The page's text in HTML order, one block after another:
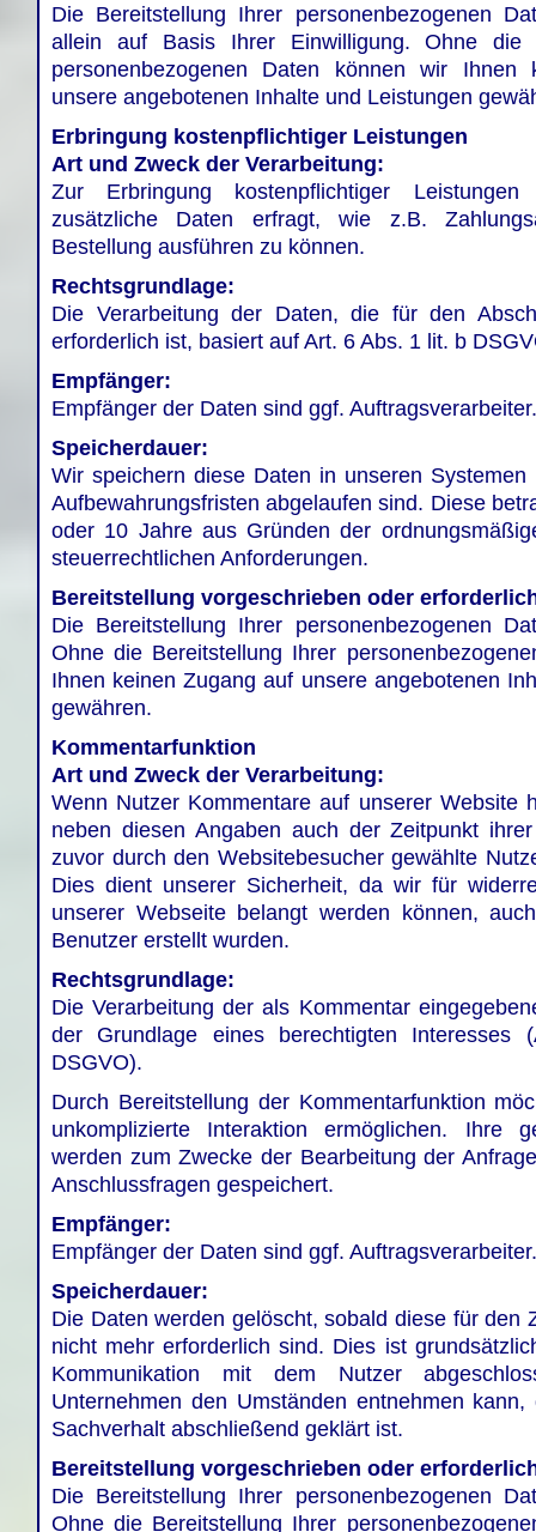
Die Bereitstellung Ihrer personenbezogenen
allein auf Basis Ihrer Einwilligung. Ohne die
personenbezogenen Daten können wir Ihnen
unsere angebotenen Inhalte und Leistungen
Erbringung kostenpflichtiger Leistungen
Art und Zweck der Verarbeitung:
Zur Erbringung kostenpflichtiger
zusätzliche Daten erfragt, wie z.B.
Bestellung ausführen zu können.
Rechtsgrundlage:
Die Verarbeitung der Daten, die für den
erforderlich ist, basiert auf Art. 6 Abs. 1 lit. b
Empfänger:
Empfänger der Daten sind ggf. Auftragsverarbeiter.
Speicherdauer:
Wir speichern diese Daten in unseren
Aufbewahrungsfristen abgelaufen sind. Diese
oder 10 Jahre aus Gründen der
steuerrechtlichen Anforderungen.
Bereitstellung vorgeschrieben oder
Die Bereitstellung Ihrer personenbezogenen
Ohne die Bereitstellung Ihrer
Ihnen keinen Zugang auf unsere angebotenen
gewähren.
Kommentarfunktion
Art und Zweck der Verarbeitung:
Wenn Nutzer Kommentare auf unserer Website
neben diesen Angaben auch der Zeitpunkt
zuvor durch den Websitebesucher gewählte
Dies dient unserer Sicherheit, da wir für
unserer Webseite belangt werden können,
Benutzer erstellt wurden.
Rechtsgrundlage:
Die Verarbeitung der als Kommentar
der Grundlage eines berechtigten
DSGVO).
Durch Bereitstellung der Kommentarfunktion
unkomplizierte Interaktion ermöglichen. Ihre
werden zum Zwecke der Bearbeitung der
Anschlussfragen gespeichert.
Empfänger:
Empfänger der Daten sind ggf. Auftragsverarbeiter.
Speicherdauer:
Die Daten werden gelöscht, sobald diese für den
nicht mehr erforderlich sind. Dies ist
Kommunikation mit dem Nutzer
Unternehmen den Umständen entnehmen
Sachverhalt abschließend geklärt ist.
Bereitstellung vorgeschrieben oder
Die Bereitstellung Ihrer personenbezogenen
Ohne die Bereitstellung Ihrer